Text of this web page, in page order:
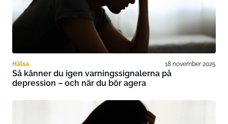
Hälsa 18 november 2025
Så känner du igen varningssignalerna på
depression – och när du bör agera